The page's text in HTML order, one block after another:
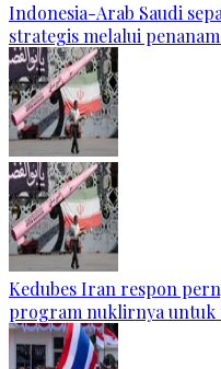
Indonesia-Arab Saudi
strategis melalui
Kedubes Iran respon
program nuklirnya untuk